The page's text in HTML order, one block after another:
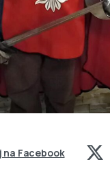
na Facebook